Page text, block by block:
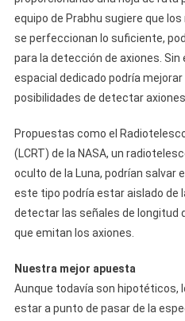
equipo de Prabhu sugiere que
se perfeccionan lo suficiente,
para la detección de axiones.
espacial dedicado podría
posibilidades de detectar axiones.
Propuestas como el
(LCRT) de la NASA, un
oculto de la Luna, podrían salvar
este tipo podría estar aislado de
detectar las señales de longitud
que emitan los axiones.
Nuestra mejor apuesta
Aunque todavía son hipotéticos,
estar a punto de pasar de la